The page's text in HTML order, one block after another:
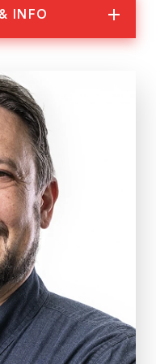
INFO